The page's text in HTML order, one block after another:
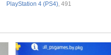
PlayStation 4 (PS4), 491